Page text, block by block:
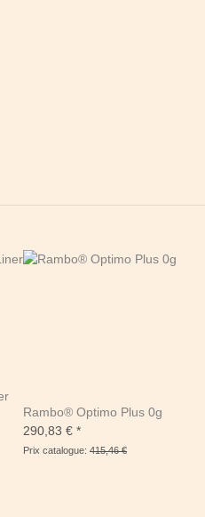
Rambo® Optimo Plus 0g
290,83 € *
Prix catalogue: 415,46 €